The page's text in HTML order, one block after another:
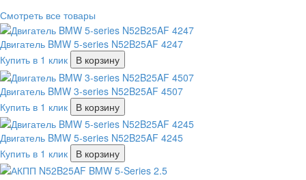
Смотреть все товары
Двигатель BMW 5-series N52B25AF 4247
Купить в 1 клик
В корзину
Двигатель BMW 3-series N52B25AF 4507
Купить в 1 клик
В корзину
Двигатель BMW 5-series N52B25AF 4245
Купить в 1 клик
В корзину